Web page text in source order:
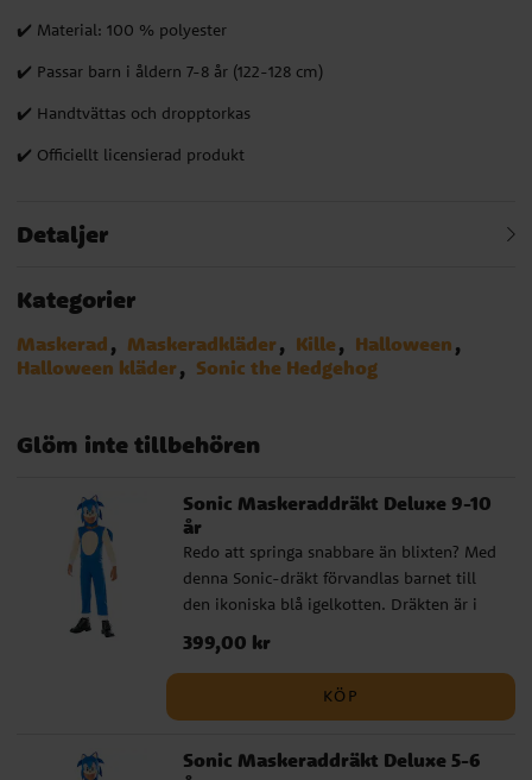
✔️ Material: 100 % polyester
✔️ Passar barn i åldern 7-8 år (122-128 cm)
✔️ Handtvättas och dropptorkas
✔️ Officiellt licensierad produkt
Detaljer
Kategorier
Maskerad Maskeradkläder Kille
Halloween
Halloween kläder
Sonic the Hedgehog
Glöm inte tillbehören
Sonic Maskeraddräkt Deluxe 9-10
år
Redo att springa snabbare än blixten? Med
denna Sonic-dräkt förvandlas barnet till
den ikoniska blå igelkotten. Dräkten är i
deluxe-utförande med fastsydda detaljer
och en vadderad huva som ger karaktären
liv. Perfekt för maskerad, halloween eller
supersnabba äventyr hemma! ✔️
vadderad huva ✔️ Material: 100 %
Pris: 399,00 kr
399,00 kr
KÖP
Sonic Maskeraddräkt Deluxe 5-6